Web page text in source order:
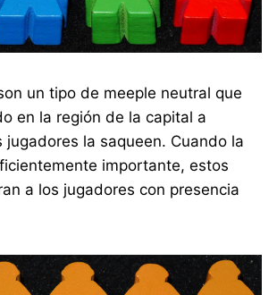
un tipo de meeple neutral que
en la región de la capital a
jugadores la saqueen. Cuando la
importante, estos
a los jugadores con presencia